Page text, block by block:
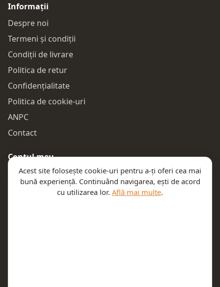
Informații
Despre noi
Termeni și condiții
Condiții de livrare
Politica de retur
Confidențialitate
Politica de cookie-uri
ANPC
Contact
Contul meu
Autentificare
Comenzile mele
Acest site folosește cookie-uri pentru a-ți oferi cea mai
bună experiență. Continuând navigarea, ești de acord
cu utilizarea lor. Află mai multe.